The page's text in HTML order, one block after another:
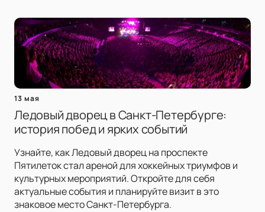
13 мая
Ледовый дворец в Санкт-Петербурге:
история побед и ярких событий
Узнайте, как Ледовый дворец на проспекте
Пятилеток стал ареной для хоккейных триумфов и
культурных мероприятий. Откройте для себя
актуальные события и планируйте визит в это
знаковое место Санкт-Петербурга.